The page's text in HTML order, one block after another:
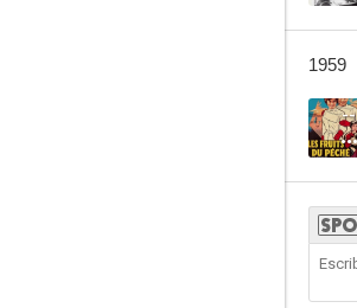
1959
--